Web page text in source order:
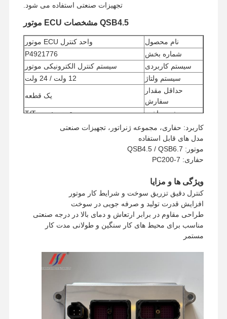
تجهیزات صنعتی استفاده می شود.
QSB4.5 مشخصات ECU موتور
نام محصول
واحد کنترل ECU موتور
شماره بخش
P4921776
سیستم کاربردی
سیستم کنترل الکترونیکی موتور
سیستم ولتاژ
12 ولت / 24 ولت
حداقل مقدار
سفارش
یک قطعه
روش پرداخت
وسترن یونیون، T/T
روش حمل
UPS/DHL/EMS/TNT/FedEx
کاربرد: حفاری، مجموعه ژنراتور، تجهیزات صنعتی
مدل های قابل استفاده
موتور: QSB4.5 / QSB6.7
حفاری: PC200-7
ویژگی ها و مزایا
کنترل دقیق تزریق سوخت و شرایط کار موتور
افزایش قدرت تولید و صرفه جویی در سوخت
طراحی مقاوم در برابر ارتعاش و دمای بالا در درجه صنعتی
مناسب برای محیط های کار سنگین و طولانی مدت کار
مستمر